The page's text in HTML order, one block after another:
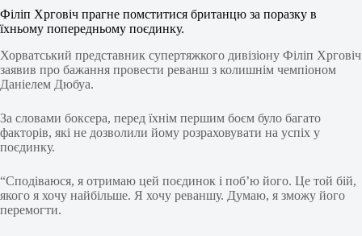
Філіп Хрговіч прагне помститися британцю за поразку в
їхньому попередньому поєдинку.
Хорватський представник супертяжкого дивізіону Філіп Хрговіч
заявив про бажання провести реванш з колишнім чемпіоном
Даніелем Дюбуа.
За словами боксера, перед їхнім першим боєм було багато
факторів, які не дозволили йому розраховувати на успіх у
поєдинку.
“Сподіваюся, я отримаю цей поєдинок і поб’ю його. Це той бій,
якого я хочу найбільше. Я хочу реваншу. Думаю, я зможу його
перемогти.